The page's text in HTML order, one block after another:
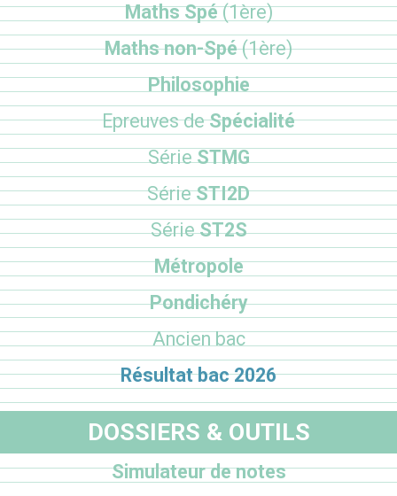
Maths Spé(1ère)
Maths non-Spé(1ère)
Philosophie
Epreuves deSpécialité
SérieSTMG
SérieSTI2D
SérieST2S
Métropole
Pondichéry
Ancien bac
Résultat bac 2026
DOSSIERS & OUTILS
Simulateur de notes